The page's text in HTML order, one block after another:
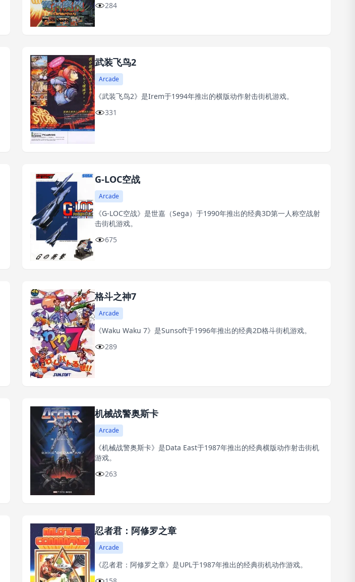
284
武装飞鸟2
Arcade
《武装飞鸟2》是Irem于1994年推出的横版动作射击街机游戏。
331
G-LOC空战
Arcade
《G-LOC空战》是世嘉（Sega）于1990年推出的经典3D第一人称空战射
击街机游戏。
675
格斗之神7
Arcade
《Waku Waku 7》是Sunsoft于1996年推出的经典2D格斗街机游戏。
289
机械战警奥斯卡
Arcade
《机械战警奥斯卡》是Data East于1987年推出的经典横版动作射击街机
游戏。
263
忍者君：阿修罗之章
Arcade
《忍者君：阿修罗之章》是UPL于1987年推出的经典街机动作游戏。